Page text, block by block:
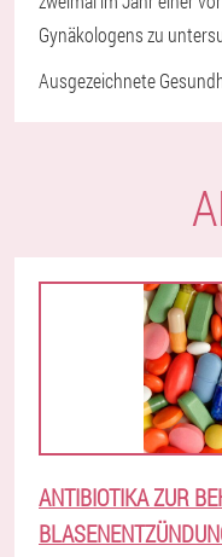
Gynäkologens zu
Ausgezeichnete
ANTIBIOTIKA ZUR